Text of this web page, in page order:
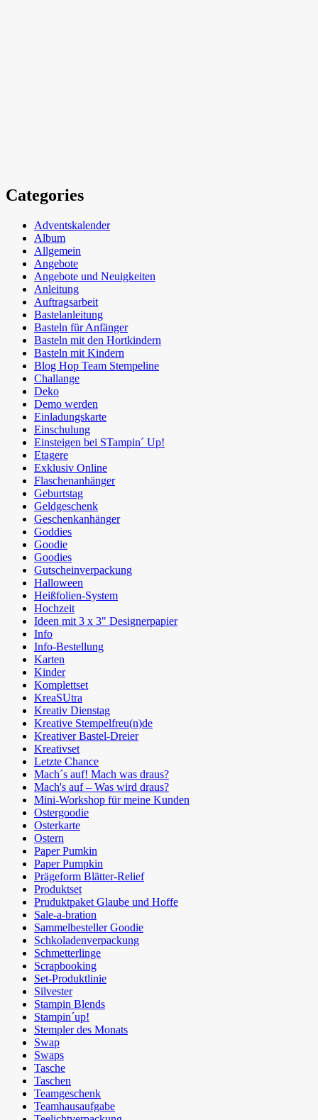
Categories
Adventskalender
Album
Allgemein
Angebote
Angebote und Neuigkeiten
Anleitung
Auftragsarbeit
Bastelanleitung
Basteln für Anfänger
Basteln mit den Hortkindern
Basteln mit Kindern
Blog Hop Team Stempeline
Challange
Deko
Demo werden
Einladungskarte
Einschulung
Einsteigen bei STampin´ Up!
Etagere
Exklusiv Online
Flaschenanhänger
Geburtstag
Geldgeschenk
Geschenkanhänger
Goddies
Goodie
Goodies
Gutscheinverpackung
Halloween
Heißfolien-System
Hochzeit
Ideen mit 3 x 3" Designerpapier
Info
Info-Bestellung
Karten
Kinder
Komplettset
KreaSUtra
Kreativ Dienstag
Kreative Stempelfreu(n)de
Kreativer Bastel-Dreier
Kreativset
Letzte Chance
Mach´s auf! Mach was draus?
Mach's auf – Was wird draus?
Mini-Workshop für meine Kunden
Ostergoodie
Osterkarte
Ostern
Paper Pumkin
Paper Pumpkin
Prägeform Blätter-Relief
Produktset
Pruduktpaket Glaube und Hoffe
Sale-a-bration
Sammelbesteller Goodie
Schkoladenverpackung
Schmetterlinge
Scrapbooking
Set-Produktlinie
Silvester
Stampin Blends
Stampin´up!
Stempler des Monats
Swap
Swaps
Tasche
Taschen
Teamgeschenk
Teamhausaufgabe